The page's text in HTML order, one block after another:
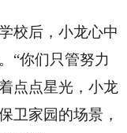
校后，小龙心中
“你们只管努力
点点星光，小龙
卫家园的场景，